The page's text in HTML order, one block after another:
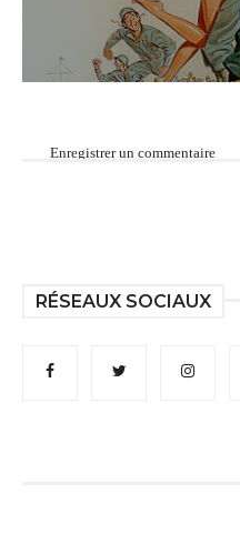
Enregistrer un commentaire
RÉSEAUX SOCIAUX